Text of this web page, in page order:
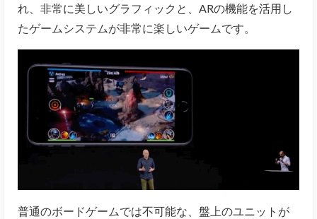
れ、非常に美しいグラフィックと、ARの機能を活用し
たゲームシステムが非常に楽しいゲームです。
普通のボードゲームでは不可能な、盤上のユニットが